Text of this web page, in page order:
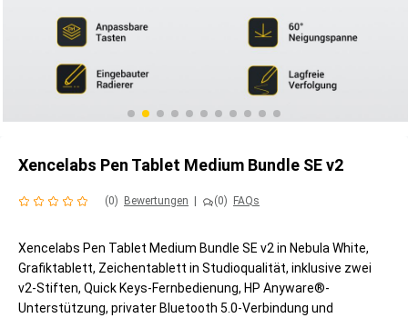
Xencelabs Pen Tablet Medium Bundle SE v2
(0) Bewertungen (0) FAQs
Xencelabs Pen Tablet Medium Bundle SE v2 in Nebula White,
Grafiktablett, Zeichentablett in Studioqualität, inklusive zwei
v2-Stiften, Quick Keys-Fernbedienung, HP Anyware®-
Unterstützung, privater Bluetooth 5.0-Verbindung und